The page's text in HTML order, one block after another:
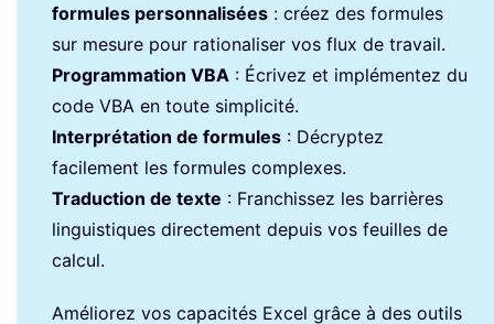
formules personnalisées : créez des formules
sur mesure pour rationaliser vos flux de travail.
Programmation VBA : Écrivez et implémentez du
code VBA en toute simplicité.
Interprétation de formules : Décryptez
facilement les formules complexes.
Traduction de texte : Franchissez les barrières
linguistiques directement depuis vos feuilles de
calcul.
Améliorez vos capacités Excel grâce à des outils